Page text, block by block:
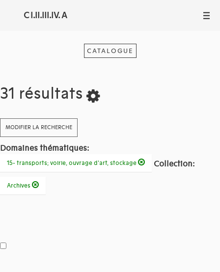
C I.II.III.IV. A III
CATALOGUE
31 résultats
MODIFIER LA RECHERCHE
Domaines thématiques:
15- transports; voirie, ouvrage d'art, stockage Collection:
Archives